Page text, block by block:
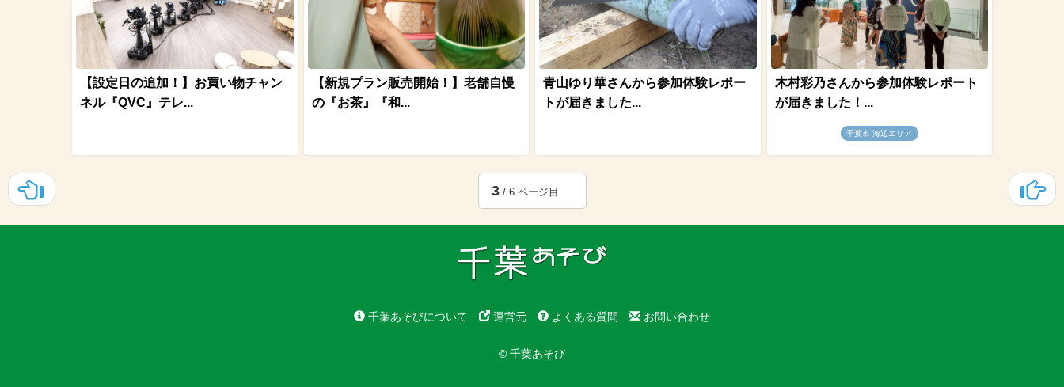
【設定日の追加！】お買い物チャン
ネル『QVC』テレ...
【新規プラン販売開始！】老舗自慢
の『お茶』『和...
青山ゆり華さんから参加体験レポー
トが届きました...
木村彩乃さんから参加体験レポート
が届きました！...
千葉市 海辺エリア
3/ 6 ページ目
千葉あそびについて 運営元 よくある質問 お問い合わせ
© 千葉あそび